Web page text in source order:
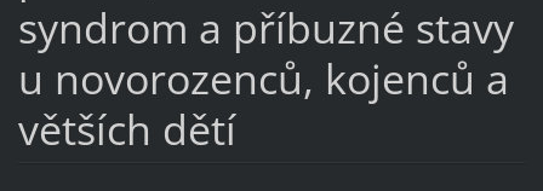
syndrom a příbuzné stavy
u novorozenců, kojenců a
větších dětí